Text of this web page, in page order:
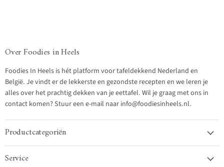
Over Foodies in Heels
Foodies In Heels is hét platform voor tafeldekkend Nederland en
België. Je vindt er de lekkerste en gezondste recepten en we leren je
alles over het prachtig dekken van je eettafel. Wil je graag met ons in
contact komen? Stuur een e-mail naar info@foodiesinheels.nl.
Productcategoriën
Service